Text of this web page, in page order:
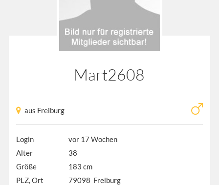
Mart2608
aus Freiburg
Login
vor 17 Wochen
Alter
38
Größe
183 cm
PLZ, Ort
79098 Freiburg